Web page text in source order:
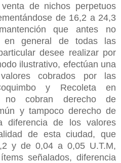
de nichos perpetuos
de 16,2 a 24,3
que antes no
general de todas las
desee realizar por
ilustrativo, efectúan una
cobrados por las
y Recoleta en
no cobran derecho de
y tampoco derecho de
diferencia de los valores
de esta ciudad, que
y de 0,04 a 0,05 U.T.M,
señalados, diferencia